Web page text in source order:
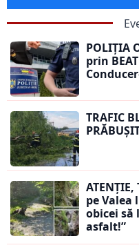
POLIȚIA
prin
TRAFIC
pe Valea
obicei să
asfalt!”